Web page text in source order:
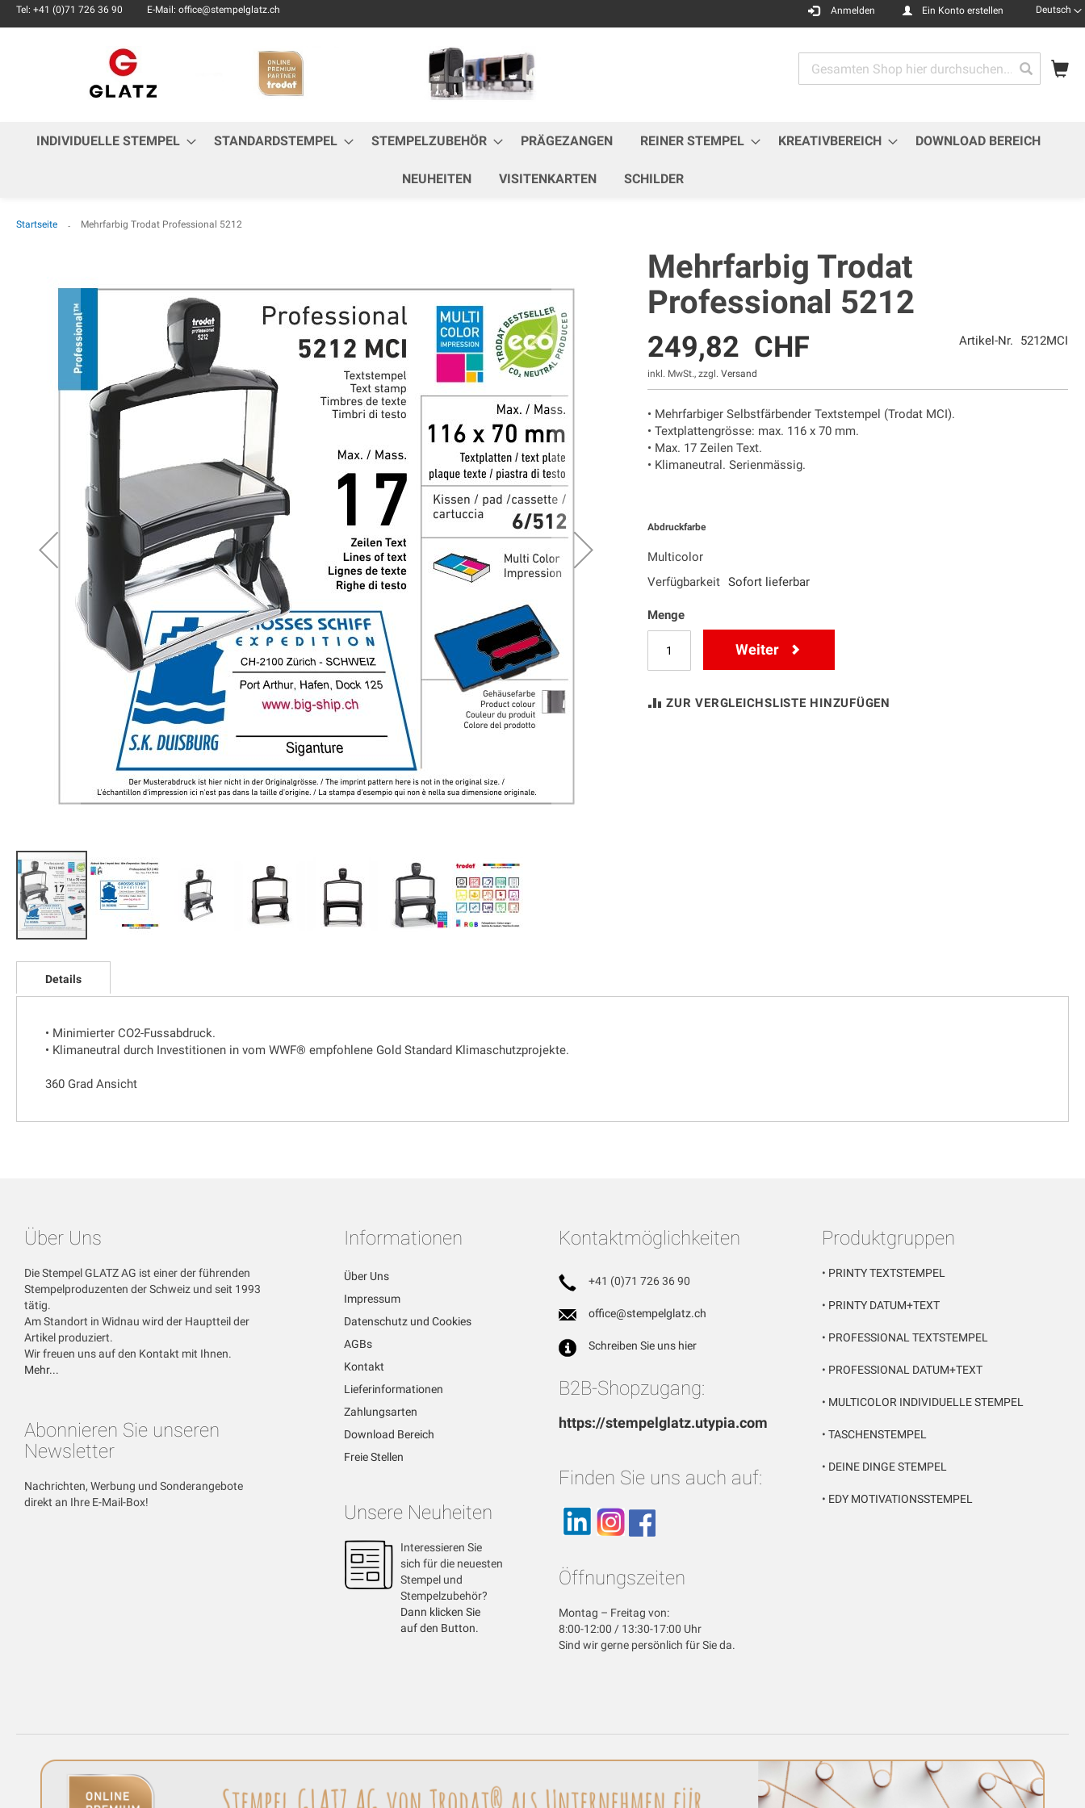
Tel: +41 (0)71 726 36 90 E-Mail: office@stempelglatz.ch
springen
Sprache
Deutsch
Anmelden Ein Konto erstellen
Search
INDIVIDUELLE STEMPEL STANDARDSTEMPEL STEMPELZUBEHÖR PRÄGEZANGEN REINER STEMPEL KREATIVBEREICH DOWNLOAD BEREICH
NEUHEITEN VISITENKARTEN SCHILDER
Startseite Mehrfarbig Trodat Professional 5212
Anfang
Bildgalerie
Mehrfarbig Trodat
Professional 5212
249,82 CHF
inkl. MwSt., zzgl.Versand
Artikel-Nr. 5212MCI
• Mehrfarbiger Selbstfärbender Textstempel (Trodat MCI).
• Textplattengrösse: max. 116 x 70 mm.
• Max. 17 Zeilen Text.
• Klimaneutral. Serienmässig.
Abdruckfarbe
Multicolor
Verfügbarkeit Sofort lieferbar
Menge
Weiter
ZUR VERGLEICHSLISTE HINZUFÜGEN
Details
• Minimierter CO2-Fussabdruck.
• Klimaneutral durch Investitionen in vom WWF® empfohlene Gold Standard Klimaschutzprojekte.
360 Grad Ansicht
Über Uns
Die Stempel GLATZ AG ist einer der führenden
Stempelproduzenten der Schweiz und seit 1993
tätig.
Am Standort in Widnau wird der Hauptteil der
Artikel produziert.
Wir freuen uns auf den Kontakt mit Ihnen.
Mehr...
Abonnieren Sie unseren
Newsletter
Nachrichten, Werbung und Sonderangebote
direkt an Ihre E-Mail-Box!
Informationen
Über Uns
Impressum
Datenschutz und Cookies
AGBs
Kontakt
Lieferinformationen
Zahlungsarten
Download Bereich
Freie Stellen
Unsere Neuheiten
Interessieren Sie
sich für die neuesten
Stempel und
Stempelzubehör?
Dann klicken Sie
auf den Button.
Kontaktmöglichkeiten
+41 (0)71 726 36 90
office@stempelglatz.ch
Schreiben Sie uns hier
B2B-Shopzugang:
https://stempelglatz.utypia.com
Finden Sie uns auch auf:
Öffnungszeiten
Montag – Freitag von:
8:00-12:00 / 13:30-17:00 Uhr
Sind wir gerne persönlich für Sie da.
Produktgruppen
• PRINTY TEXTSTEMPEL
• PRINTY DATUM+TEXT
• PROFESSIONAL TEXTSTEMPEL
• PROFESSIONAL DATUM+TEXT
• MULTICOLOR INDIVIDUELLE STEMPEL
• TASCHENSTEMPEL
• DEINE DINGE STEMPEL
• EDY MOTIVATIONSSTEMPEL